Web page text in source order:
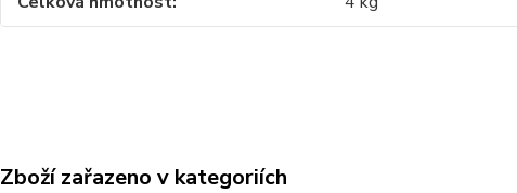
Zboží zařazeno v kategoriích